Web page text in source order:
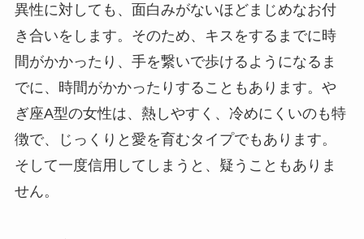
異性に対しても、面白みがないほどまじめなお付
き合いをします。そのため、キスをするまでに時
間がかかったり、手を繋いで歩けるようになるま
でに、時間がかかったりすることもあります。や
ぎ座A型の女性は、熱しやすく、冷めにくいのも特
徴で、じっくりと愛を育むタイプでもあります。
そして一度信用してしまうと、疑うこともありま
せん。